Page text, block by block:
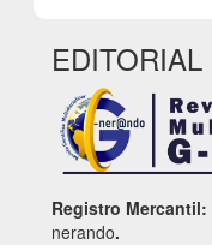
EDITORIAL
Registro Mercantil:
nerando.